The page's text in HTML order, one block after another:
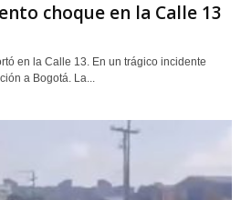
choque en la Calle 13
en la Calle 13. En un trágico incidente
a Bogotá. La...